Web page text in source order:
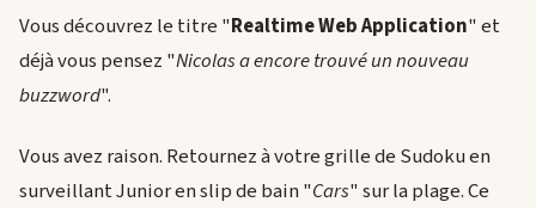
Vous découvrez le titre "Realtime Web Application" et
déjà vous pensez "Nicolas a encore trouvé un nouveau
buzzword".
Vous avez raison. Retournez à votre grille de Sudoku en
surveillant Junior en slip de bain "Cars" sur la plage. Ce